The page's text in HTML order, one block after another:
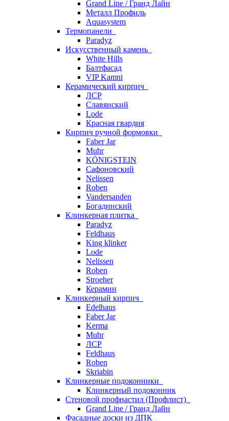
Grand Line / Гранд Лайн
Металл Профиль
Aquasystem
Термопанели
Paradyz
Искусственный камень
White Hills
Балтфасад
VIP Kamni
Керамический кирпич
ЛСР
Славянский
Lode
Красная гвардия
Кирпич ручной формовки
Faber Jar
Muhr
KÖNIGSTEIN
Сафоновский
Nelissen
Roben
Vandersanden
Богадинский
Клинкерная плитка
Paradyz
Feldhaus
King klinker
Lode
Nelissen
Roben
Stroeher
Керамин
Клинкерный кирпич
Edelhaus
Faber Jar
Kerma
Muhr
ЛСР
Feldhaus
Roben
Skriabin
Клинкерные подоконники
Клинкерный подоконник
Стеновой профнастил (Профлист)
Grand Line / Гранд Лайн
Фасадные доски из ДПК